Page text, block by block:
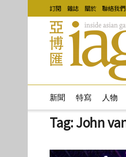
訂閱 雜誌 關於 聯絡我們
新聞 特寫 人物
Tag:John